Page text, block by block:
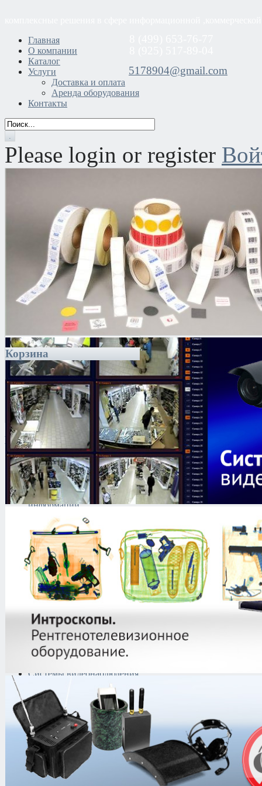
5178904@gmail.com
Главная
О компании
Каталог
Услуги
Доставка и оплата
Аренда оборудования
Контакты
Please login or register
Корзина
Каталог
Антитеррористическое
оборудование
Поиск и выявление
каналов утечки
информации
Технические средства
защиты информации
Тепловизоры
Криминалистическая
техника
Поисково-досмотровое
оборудование
Средства
документирования и
Металлодетекторы
Полиграфы
Противокражные системы
Рации и Аксессуары
Переговорные устройства
Системы видеонаблюдения
IP-видеонаблюдение
IP декодеры
Системы
цифрового
видеонаблюдения
"Линия"
Камеры в
кожухе
IP-видеокамеры